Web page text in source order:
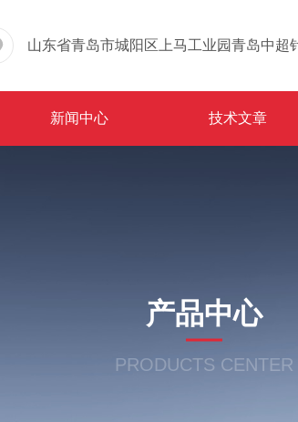
新闻中心 技术文章
产品中心
PRODUCTS CENTER